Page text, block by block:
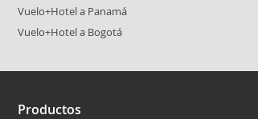
Vuelo+Hotel a Panamá
Vuelo+Hotel a Bogotá
Productos